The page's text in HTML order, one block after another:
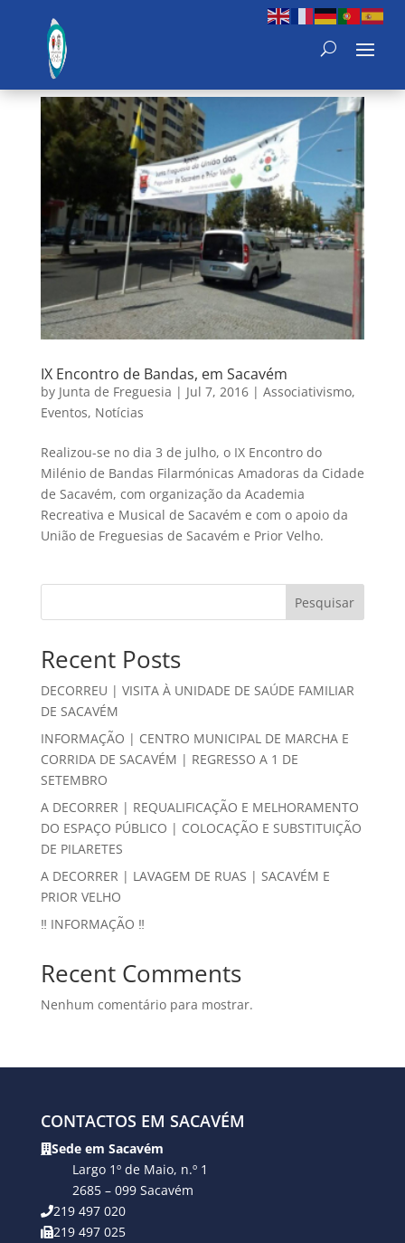
IX Encontro de Bandas, em Sacavém
by Junta de Freguesia | Jul 7, 2016| Associativismo,
Eventos, Notícias
Realizou-se no dia 3 de julho, o IX Encontro do
Milénio de Bandas Filarmónicas Amadoras da Cidade
de Sacavém, com organização da Academia
Recreativa e Musical de Sacavém e com o apoio da
União de Freguesias de Sacavém e Prior Velho.
Pesquisar
Recent Posts
DECORREU | VISITA À UNIDADE DE SAÚDE FAMILIAR
DE SACAVÉM
INFORMAÇÃO | CENTRO MUNICIPAL DE MARCHA E
CORRIDA DE SACAVÉM | REGRESSO A 1 DE
SETEMBRO
A DECORRER | REQUALIFICAÇÃO E MELHORAMENTO
DO ESPAÇO PÚBLICO | COLOCAÇÃO E SUBSTITUIÇÃO
DE PILARETES
A DECORRER | LAVAGEM DE RUAS | SACAVÉM E
PRIOR VELHO
‼ INFORMAÇÃO ‼
Recent Comments
Nenhum comentário para mostrar.
CONTACTOS EM SACAVÉM
Sede em Sacavém
Largo 1º de Maio, n.º 1
2685 – 099 Sacavém
219 497 020
219 497 025